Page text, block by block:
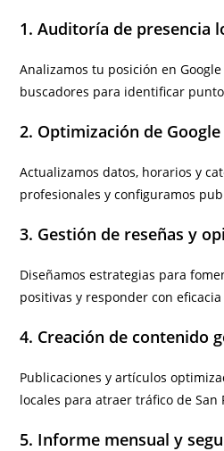
1. Auditoría de presencia
Analizamos tu posición en
buscadores para identificar
2. Optimización de
Actualizamos datos, horarios y
profesionales y configuramos
3. Gestión de reseñas y
Diseñamos estrategias para
positivas y responder con
4. Creación de contenido
Publicaciones y artículos
locales para atraer tráfico de San
5. Informe mensual y